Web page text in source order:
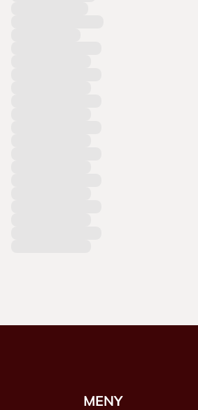
MENY